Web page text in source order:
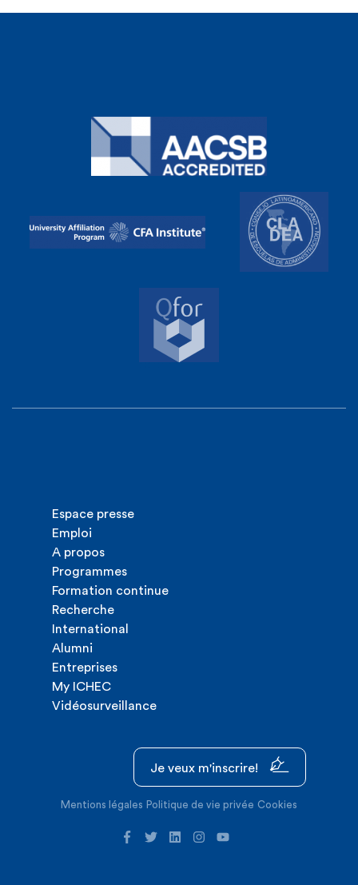
Espace presse
Emploi
A propos
Programmes
Formation continue
Recherche
International
Alumni
Entreprises
My ICHEC
Vidéosurveillance
Je veux m'inscrire!
Mentions légales Politique de vie privée Cookies